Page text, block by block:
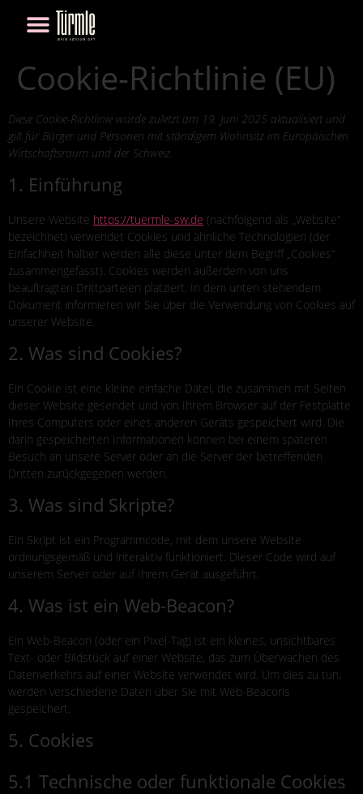
Cookie-Richtlinie (EU)
Diese Cookie-Richtlinie wurde zuletzt am 19. Juni 2025 aktualisiert und
gilt für Bürger und Personen mit ständigem Wohnsitz im Europäischen
Wirtschaftsraum und der Schweiz.
1. Einführung
Unsere Website https://tuermle-sw.de (nachfolgend als „Website“
bezeichnet) verwendet Cookies und ähnliche Technologien (der
Einfachheit halber werden alle diese unter dem Begriff „Cookies“
zusammengefasst). Cookies werden außerdem von uns
beauftragten Drittparteien platziert. In dem unten stehendem
Dokument informieren wir Sie über die Verwendung von Cookies auf
unserer Website.
2. Was sind Cookies?
Ein Cookie ist eine kleine einfache Datei, die zusammen mit Seiten
dieser Website gesendet und von Ihrem Browser auf der Festplatte
Ihres Computers oder eines anderen Geräts gespeichert wird. Die
darin gespeicherten Informationen können bei einem späteren
Besuch an unsere Server oder an die Server der betreffenden
Dritten zurückgegeben werden.
3. Was sind Skripte?
Ein Skript ist ein Programmcode, mit dem unsere Website
ordnungsgemäß und interaktiv funktioniert. Dieser Code wird auf
unserem Server oder auf Ihrem Gerät ausgeführt.
4. Was ist ein Web-Beacon?
Ein Web-Beacon (oder ein Pixel-Tag) ist ein kleines, unsichtbares
Text- oder Bildstück auf einer Website, das zum Überwachen des
Datenverkehrs auf einer Website verwendet wird. Um dies zu tun,
werden verschiedene Daten über Sie mit Web-Beacons
gespeichert.
5. Cookies
5.1 Technische oder funktionale Cookies